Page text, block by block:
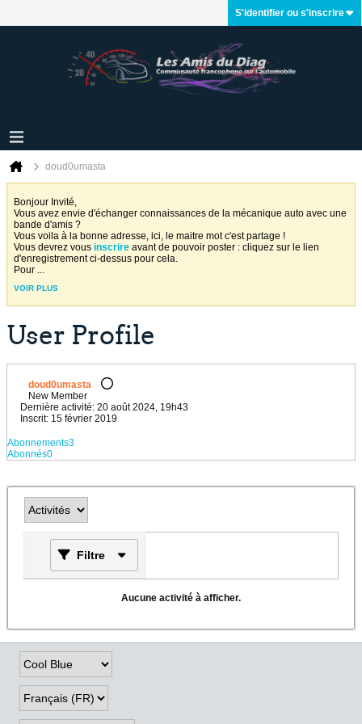
S'identifier ou s'inscrire
doud0umasta
Bonjour Invité,
Vous avez envie d'échanger connaissances de la mécanique auto avec une
bande d'amis ?
Vous voila à la bonne adresse, ici, le maitre mot c'est partage !
Vous devrez vous inscrire avant de pouvoir poster : cliquez sur le lien
d'enregistrement ci-dessus pour cela.
Pour ...
VOIR PLUS
User Profile
doud0umasta
New Member
Dernière activité: 20 août 2024, 19h43
Inscrit: 15 février 2019
Abonnements3
Abonnés0
Filtre
Aucune activité à afficher.